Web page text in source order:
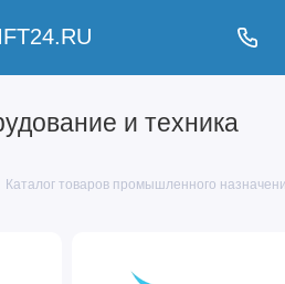
и техника
Каталог товаров промышленного